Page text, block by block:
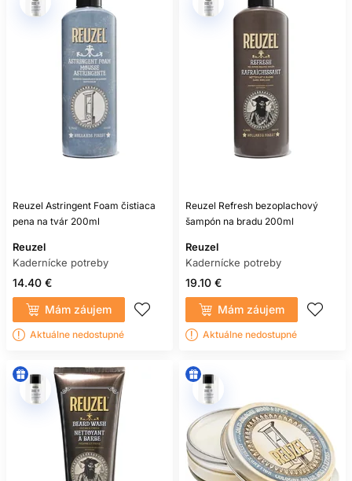
Reuzel Astringent Foam čistiaca
pena na tvár 200ml
Reuzel
Kadernícke potreby
14.40 €
Mám záujem
Aktuálne nedostupné
Reuzel Refresh bezoplachový
šampón na bradu 200ml
Reuzel
Kadernícke potreby
19.10 €
Mám záujem
Aktuálne nedostupné